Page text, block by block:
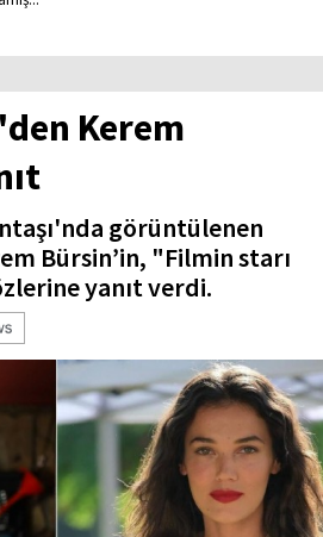
Kerem
görüntülenen
Bürsin’in, "Filmin starı
yanıt verdi.